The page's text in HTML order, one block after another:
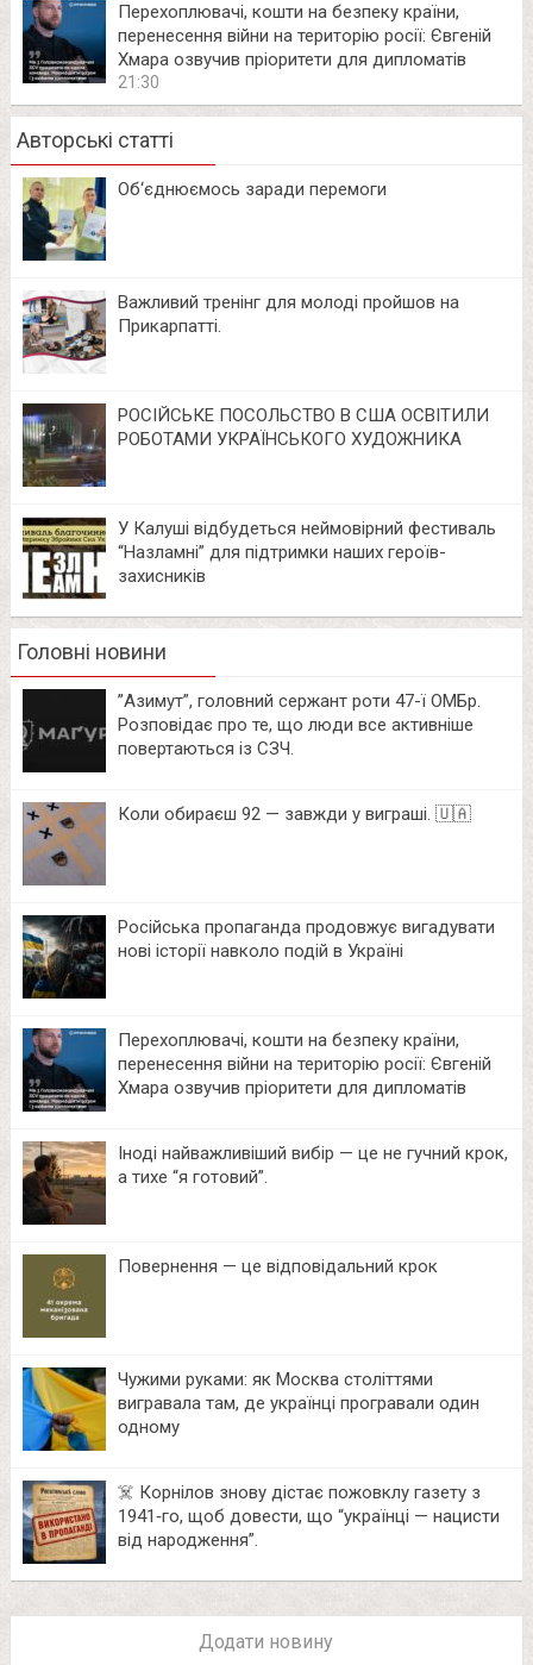
Перехоплювачі, кошти на безпеку країни,
перенесення війни на територію росії: Євгеній
Хмара озвучив пріоритети для дипломатів
21:30
Авторські статті
Об‘єднюємось заради перемоги
Важливий тренінг для молоді пройшов на
Прикарпатті.
РОСІЙСЬКЕ ПОСОЛЬСТВО В США ОСВІТИЛИ
РОБОТАМИ УКРАЇНСЬКОГО ХУДОЖНИКА
У Калуші відбудеться неймовірний фестиваль
“Назламні” для підтримки наших героїв-
захисників
Головні новини
⁨”Азимут”, головний сержант роти 47-ї ОМБр.
Розповідає про те, що люди все активніше
повертаються із СЗЧ.
Коли обираєш 92 — завжди у виграші. 🇺🇦
Російська пропаганда продовжує вигадувати
нові історії навколо подій в Україні
Перехоплювачі, кошти на безпеку країни,
перенесення війни на територію росії: Євгеній
Хмара озвучив пріоритети для дипломатів
Іноді найважливіший вибір — це не гучний крок,
а тихе “я готовий”.
Повернення — це відповідальний крок
Чужими руками: як Москва століттями
вигравала там, де українці програвали один
одному
☠️ Корнілов знову дістає пожовклу газету з
1941‑го, щоб довести, що “українці — нацисти
від народження”.
Додати новину